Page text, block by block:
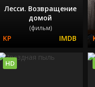
Лесси. Возвращение
домой
(фильм)
HD